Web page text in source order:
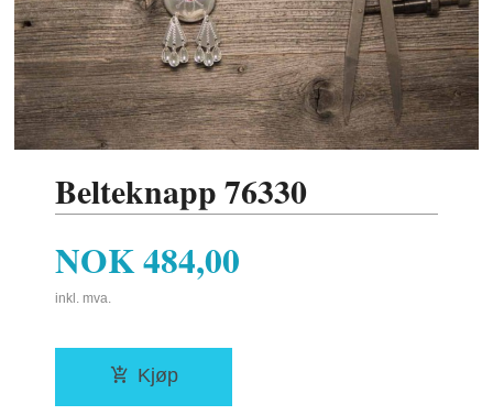
Belteknapp 76330
Pris
NOK484,00
inkl. mva.
Kjøp